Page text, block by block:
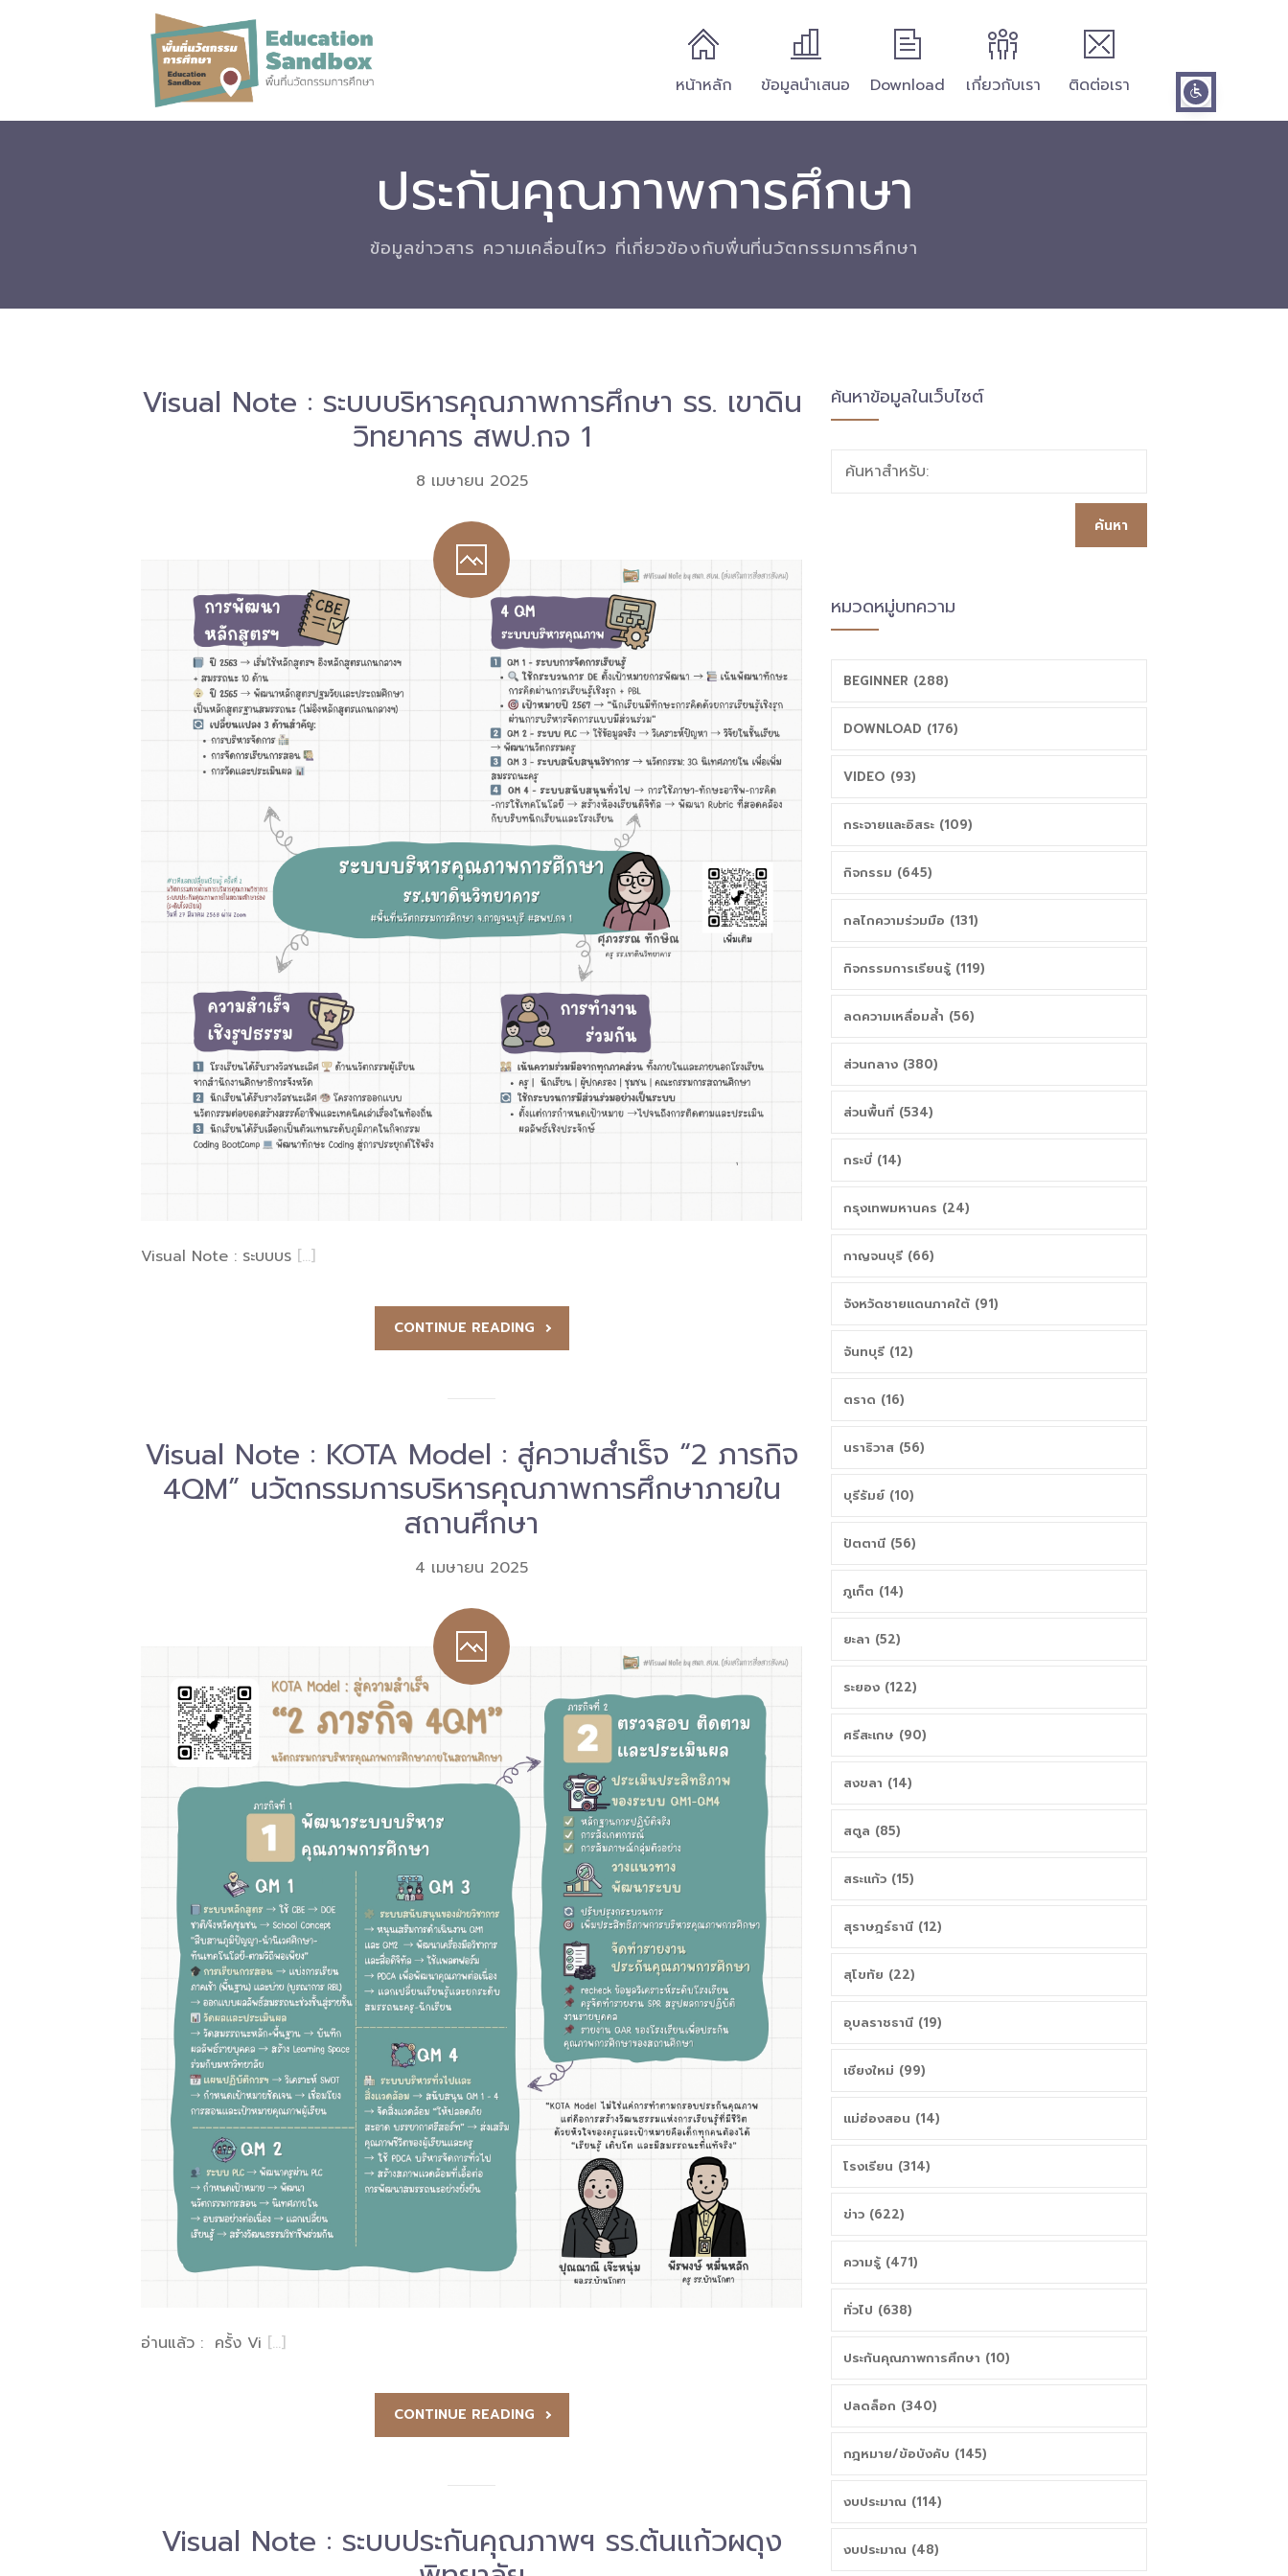
หน้าหลัก ข้อมูลนำเสนอ Download เกี่ยวกับเรา ติดต่อเรา
ประกันคุณภาพการศึกษา
ข้อมูลข่าวสาร ความเคลื่อนไหว ที่เกี่ยวข้องกับพื่นที่นวัตกรรมการศึกษา
Visual Note : ระบบบริหารคุณภาพการศึกษา รร. เขาดิน
วิทยาคาร สพป.กจ 1
8 เมษายน 2025
Visual Note : ระบบบร […]
CONTINUE READING
Visual Note : KOTA Model : สู่ความสำเร็จ “2 ภารกิจ
4QM” นวัตกรรมการบริหารคุณภาพการศึกษาภายใน
สถานศึกษา
4 เมษายน 2025
อ่านแล้ว : ครั้ง Vi […]
CONTINUE READING
Visual Note : ระบบประกันคุณภาพฯ รร.ต้นแก้วผดุง
ค้นหาข้อมูลในเว็บไซต์
ค้นหาสำหรับ:
หมวดหมู่บทความ
BEGINNER (288)
DOWNLOAD (176)
VIDEO (93)
กระจายและอิสระ (109)
กิจกรรม (645)
กลไกความร่วมมือ (131)
กิจกรรมการเรียนรู้ (119)
ลดความเหลื่อมล้ำ (56)
ส่วนกลาง (380)
ส่วนพื้นที่ (534)
กระบี่ (14)
กรุงเทพมหานคร (24)
กาญจนบุรี (66)
จังหวัดชายแดนภาคใต้ (91)
จันทบุรี (12)
ตราด (16)
นราธิวาส (56)
บุรีรัมย์ (10)
ปัตตานี (56)
ภูเก็ต (14)
ยะลา (52)
ระยอง (122)
ศรีสะเกษ (90)
สงขลา (14)
สตูล (85)
สระแก้ว (15)
สุราษฎร์ธานี (12)
สุโขทัย (22)
อุบลราชธานี (19)
เชียงใหม่ (99)
แม่ฮ่องสอน (14)
โรงเรียน (314)
ข่าว (622)
ความรู้ (471)
ทั่วไป (638)
ประกันคุณภาพการศึกษา (10)
ปลดล็อก (340)
กฎหมาย/ข้อบังคับ (145)
งบประมาณ (114)
งบประมาณ (48)